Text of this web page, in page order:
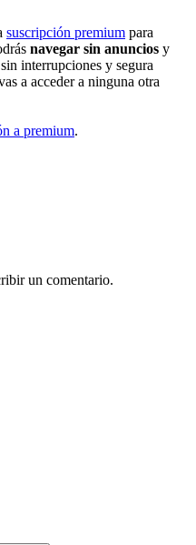
suscripción premium para
navegar sin anuncios y
interrupciones y segura
a acceder a ninguna otra
a premium.
un comentario.